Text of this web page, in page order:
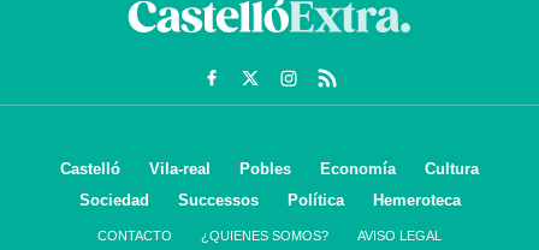
Castelló Vila-real Pobles Economía
Cultura
Sociedad
Successos Política Hemeroteca
CONTACTO ¿QUIENES SOMOS? AVISO LEGAL